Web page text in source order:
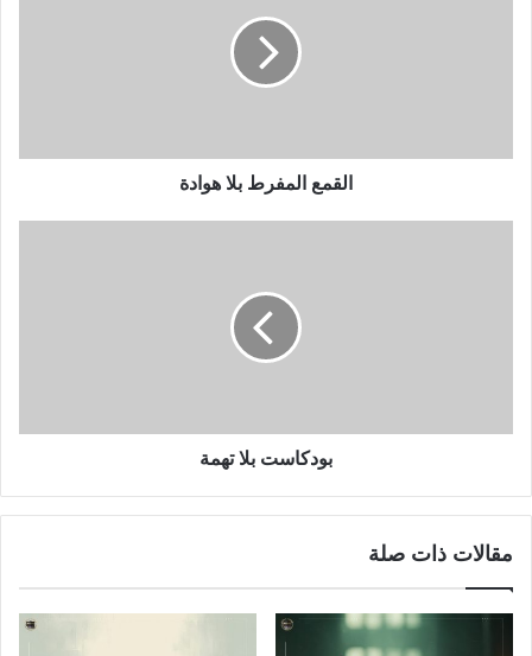
القمع المفرط بلا هوادة
بودكاست بلا تهمة
مقالات ذات صلة